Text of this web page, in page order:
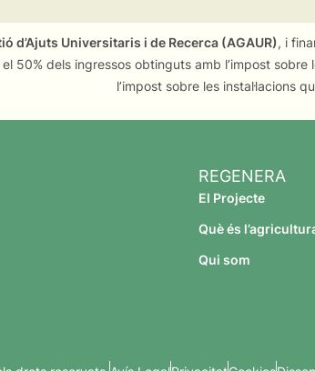
d’Ajuts Universitaris i de Recerca (AGAUR), i
50% dels ingressos obtinguts amb l’impost
l’impost sobre les instal·lacions
REGENERA
El Projecte
Què és
Qui som